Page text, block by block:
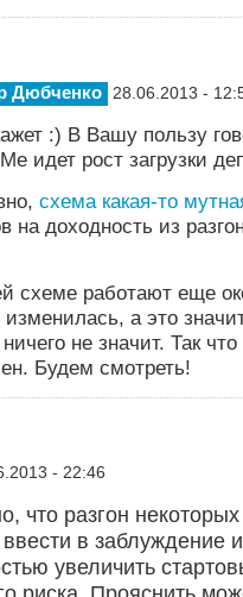
Дюбченко 28.06.2013 -
:) В Вашу пользу
идет рост загрузки
схема какая-то
на доходность из
схеме работают еще
изменилась, а это
не значит. Так
Будем смотреть!
- 22:46
что разгон
в заблуждение
увеличить